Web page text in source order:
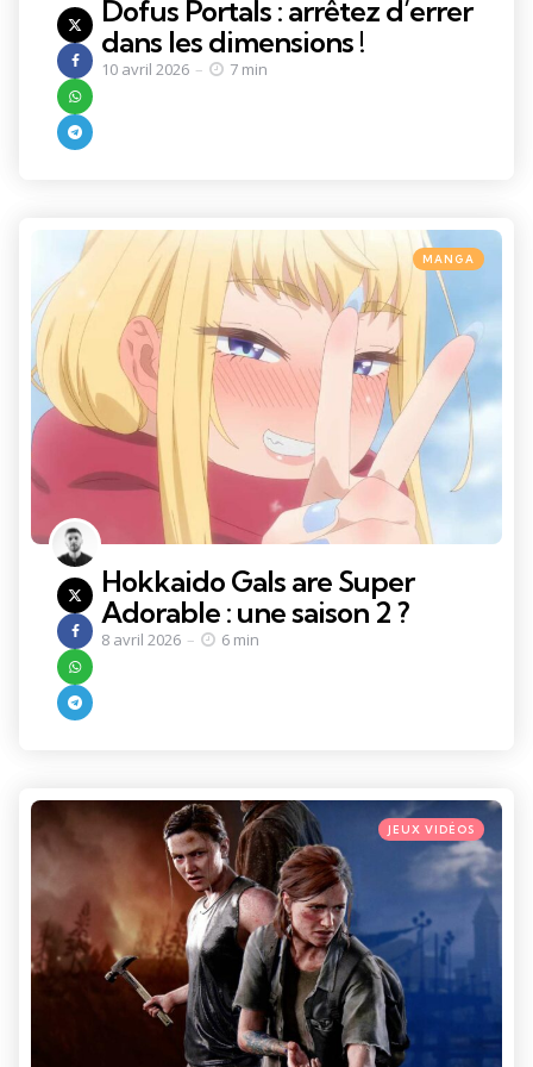
Dofus Portals : arrêtez d’errer
dans les dimensions !
10 avril 2026 7 min
Categories
Posted
in
MANGA
Hokkaido Gals are Super
Adorable : une saison 2 ?
8 avril 2026 6 min
Categories
Posted
in
JEUX VIDÉOS